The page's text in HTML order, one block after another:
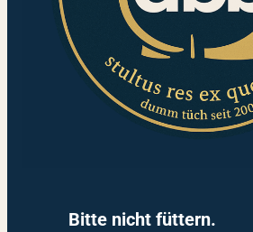
Bitte nicht füttern.